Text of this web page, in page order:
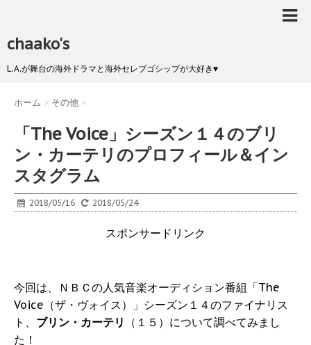
chaako's
L.A.が舞台の海外ドラマと海外セレブゴシップが大好き♥
ホーム > その他 >
「The Voice」シーズン１４のブリ
ン・カーテリのプロフィール＆イン
スタグラム
2018/05/16 2018/05/24
スポンサードリンク
今回は、ＮＢＣの人気音楽オーディション番組「The
Voice（ザ・ヴォイス）」シーズン１４のファイナリス
ト、 ブリン・カーテリ
（１５）について調べてみまし
た！